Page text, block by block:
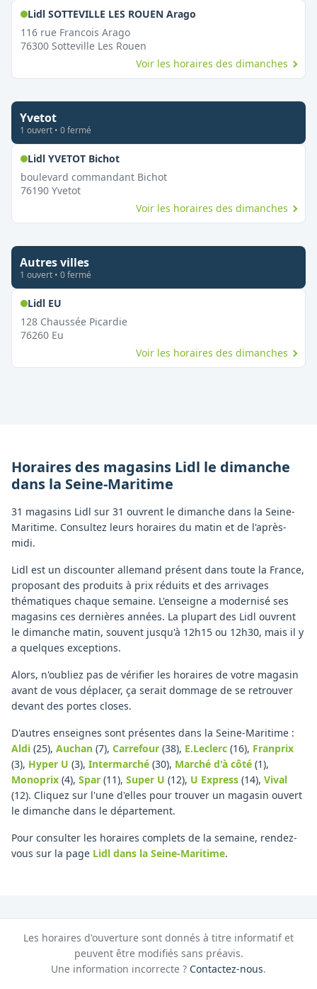
Lidl SOTTEVILLE LES ROUEN Arago,
116 rue Francois Arago
76300 Sotteville Les Rouen
Voir les horaires des dimanches
Yvetot
1 ouvert • 0fermé
Lidl YVETOT Bichot,
boulevard commandant Bichot
76190 Yvetot
Voir les horaires des dimanches
Autres villes
1 ouvert • 0fermé
Lidl EU,
128 Chaussée Picardie
76260 Eu
Voir les horaires des dimanches
Horaires des magasins Lidl le dimanche
dans la Seine-Maritime
31 magasins Lidl sur 31 ouvrent le dimanche dans la Seine-
Maritime. Consultez leurs horaires du matin et de l'après-
midi.
Lidl est un discounter allemand présent dans toute la France,
proposant des produits à prix réduits et des arrivages
thématiques chaque semaine. L'enseigne a modernisé ses
magasins ces dernières années. La plupart des Lidl ouvrent
le dimanche matin, souvent jusqu'à 12h15 ou 12h30, mais il y
a quelques exceptions.
Alors, n'oubliez pas de vérifier les horaires de votre magasin
avant de vous déplacer, ça serait dommage de se retrouver
devant des portes closes.
D'autres enseignes sont présentes dans la Seine-Maritime :
Aldi (25), Auchan (7), Carrefour (38), E.Leclerc (16), Franprix
(3), Hyper U (3), Intermarché (30), Marché d'à côté (1),
Monoprix (4), Spar (11), Super U (12), U Express (14), Vival
(12). Cliquez sur l'une d'elles pour trouver un magasin ouvert
le dimanche dans le département.
Pour consulter les horaires complets de la semaine, rendez-
vous sur la page Lidl dans la Seine-Maritime.
Les horaires d'ouverture sont donnés à titre informatif et
peuvent être modifiés sans préavis.
Une information incorrecte ? Contactez-nous.